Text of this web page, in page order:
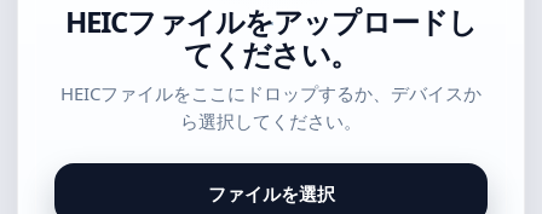
HEICファイルをアップロードし
てください。
HEICファイルをここにドロップするか、デバイスか
ら選択してください。
ファイルを選択